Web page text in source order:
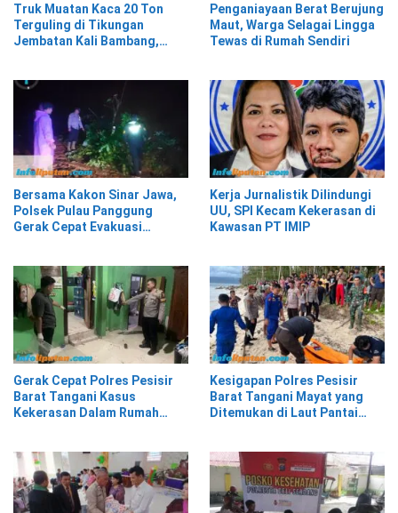
Truk Muatan Kaca 20 Ton
Terguling di Tikungan
Jembatan Kali Bambang,
Penganiayaan Berat Berujung
Maut, Warga Selagai Lingga
Tewas di Rumah Sendiri
Bersama Kakon Sinar Jawa,
Polsek Pulau Panggung
Gerak Cepat Evakuasi
Kerja Jurnalistik Dilindungi
UU, SPI Kecam Kekerasan di
Kawasan PT IMIP
Gerak Cepat Polres Pesisir
Barat Tangani Kasus
Kekerasan Dalam Rumah
Kesigapan Polres Pesisir
Barat Tangani Mayat yang
Ditemukan di Laut Pantai